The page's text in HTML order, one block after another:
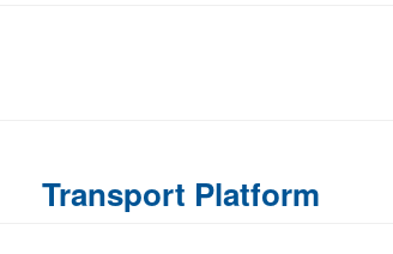
Transport Platform